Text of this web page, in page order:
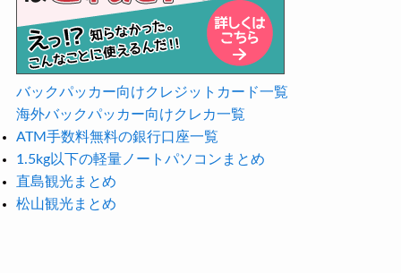
バックパッカー向けクレジットカード一覧
海外バックパッカー向けクレカ一覧
ATM手数料無料の銀行口座一覧
1.5kg以下の軽量ノートパソコンまとめ
直島観光まとめ
松山観光まとめ